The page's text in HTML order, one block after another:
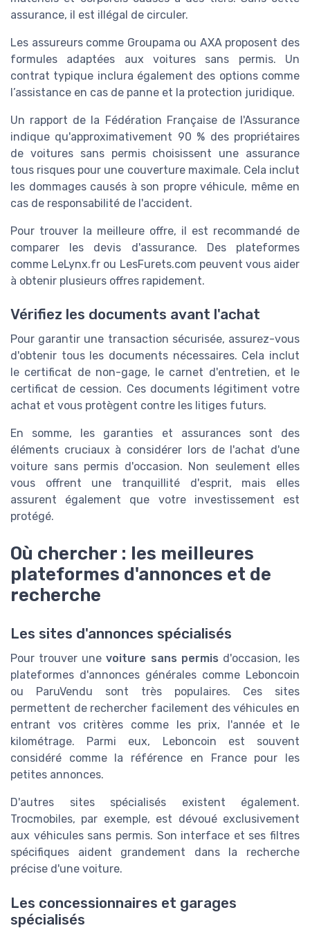
assurance, il est illégal de circuler.
Les assureurs comme Groupama ou AXA proposent des
formules adaptées aux voitures sans permis. Un
contrat typique inclura également des options comme
l’assistance en cas de panne et la protection juridique.
Un rapport de la Fédération Française de l'Assurance
indique qu'approximativement 90 % des propriétaires
de voitures sans permis choisissent une assurance
tous risques pour une couverture maximale. Cela inclut
les dommages causés à son propre véhicule, même en
cas de responsabilité de l'accident.
Pour trouver la meilleure offre, il est recommandé de
comparer les devis d'assurance. Des plateformes
comme LeLynx.fr ou LesFurets.com peuvent vous aider
à obtenir plusieurs offres rapidement.
Vérifiez les documents avant l'achat
Pour garantir une transaction sécurisée, assurez-vous
d'obtenir tous les documents nécessaires. Cela inclut
le certificat de non-gage, le carnet d'entretien, et le
certificat de cession. Ces documents légitiment votre
achat et vous protègent contre les litiges futurs.
En somme, les garanties et assurances sont des
éléments cruciaux à considérer lors de l'achat d'une
voiture sans permis d'occasion. Non seulement elles
vous offrent une tranquillité d'esprit, mais elles
assurent également que votre investissement est
protégé.
Où chercher : les meilleures
plateformes d'annonces et de
recherche
Les sites d'annonces spécialisés
Pour trouver unevoiture sans permis d'occasion, les
plateformes d'annonces générales comme Leboncoin
ou ParuVendu sont très populaires. Ces sites
permettent de rechercher facilement des véhicules en
entrant vos critères comme les prix, l'année et le
kilométrage. Parmi eux, Leboncoin est souvent
considéré comme la référence en France pour les
petites annonces.
D'autres sites spécialisés existent également.
Trocmobiles, par exemple, est dévoué exclusivement
aux véhicules sans permis. Son interface et ses filtres
spécifiques aident grandement dans la recherche
précise d'une voiture.
Les concessionnaires et garages
spécialisés